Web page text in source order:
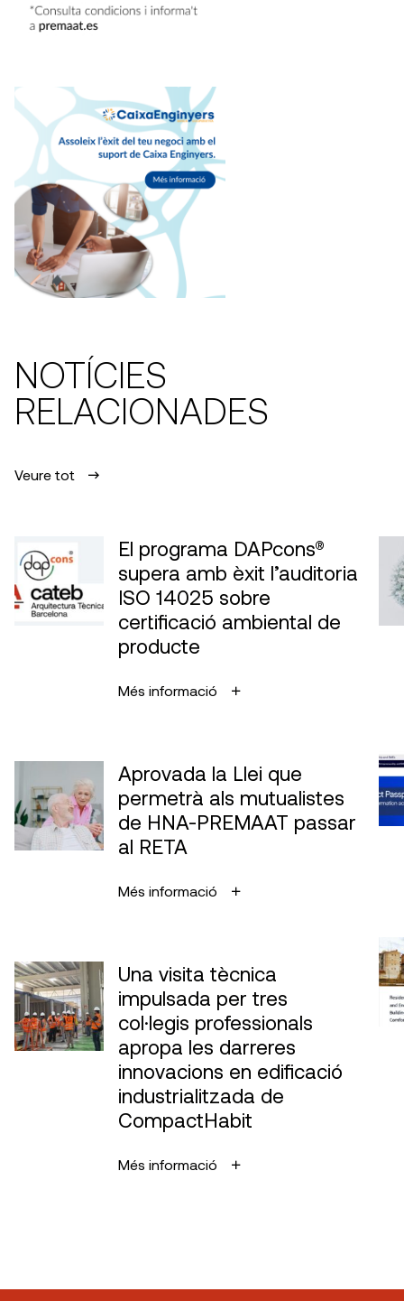
NOTÍCIES
RELACIONADES
Veure tot
El programa DAPcons®
supera amb èxit l’auditoria
ISO 14025 sobre
certificació ambiental de
producte
Més informació
Aprovada la Llei que
permetrà als mutualistes
de HNA-PREMAAT passar
al RETA
Més informació
Una visita tècnica
impulsada per tres
col·legis professionals
apropa les darreres
innovacions en edificació
industrialitzada de
CompactHabit
Més informació